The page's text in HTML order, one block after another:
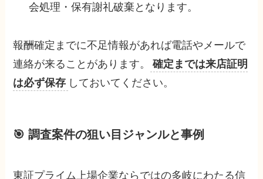
会処理・保有謝礼破棄となります。
報酬確定までに不足情報があれば電話やメールで
連絡が来ることがあります。
確定までは来店証明
は必ず保存 しておいてください。
🎯 調査案件の狙い目ジャンルと事例
東証プライム上場企業ならではの多岐にわたる信